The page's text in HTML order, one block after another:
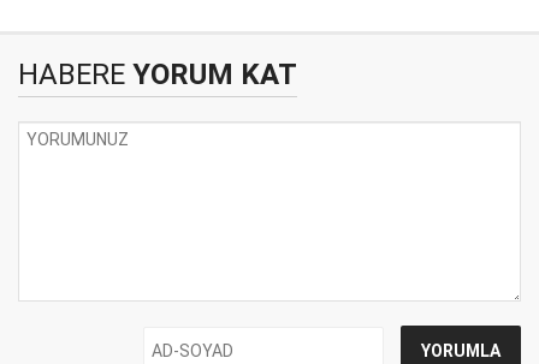
HABERE YORUM KAT